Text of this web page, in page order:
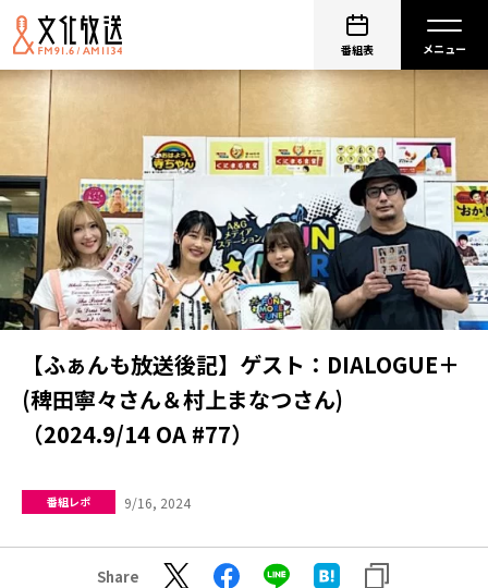
番組表
【ふぁんも放送後記】ゲスト：DIALOGUE＋
(稗田寧々さん＆村上まなつさん)
（2024.9/14 OA #77）
番組レポ 9/16, 2024
Share